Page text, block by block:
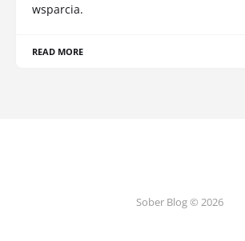
wsparcia.
READ MORE
Sober Blog © 2026